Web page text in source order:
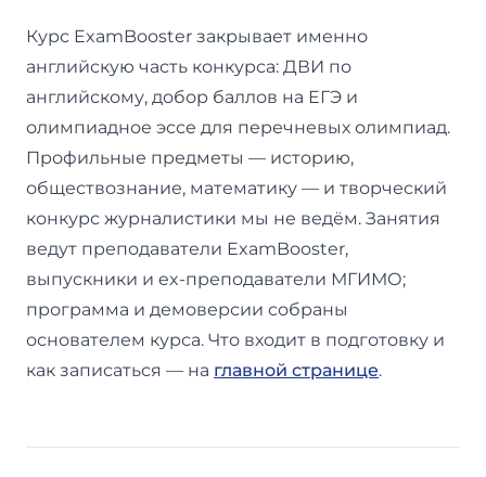
Курс ExamBooster закрывает именно
английскую часть конкурса: ДВИ по
английскому, добор баллов на ЕГЭ и
олимпиадное эссе для перечневых олимпиад.
Профильные предметы — историю,
обществознание, математику — и творческий
конкурс журналистики мы не ведём. Занятия
ведут преподаватели ExamBooster,
выпускники и ex-преподаватели МГИМО;
программа и демоверсии собраны
основателем курса. Что входит в подготовку и
как записаться — на главной странице.